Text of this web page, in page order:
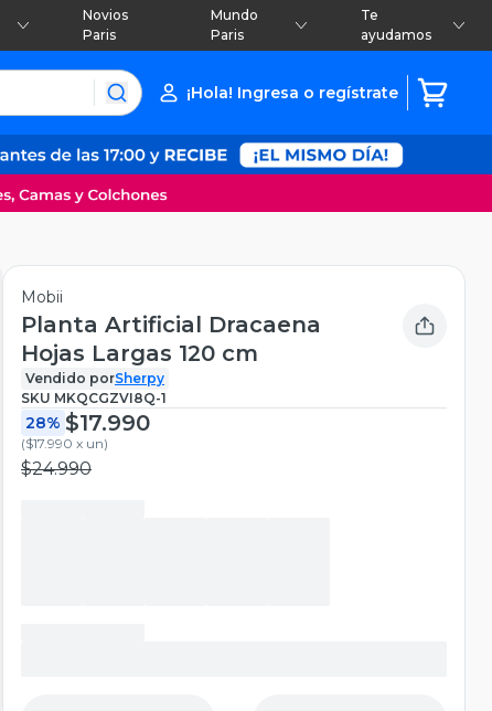
Novios
Paris
Mundo
Paris
Te
ayudamos
¡Hola! Ingresa o regístrate
Mobii
Planta Artificial Dracaena
Hojas Largas 120 cm
Vendido porSherpy
SKU MKQCGZVI8Q-1
28% $17.990
($17.990 x un)
$24.990